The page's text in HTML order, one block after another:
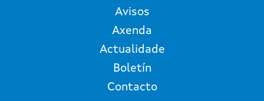
Avisos
Axenda
Actualidade
Boletín
Contacto